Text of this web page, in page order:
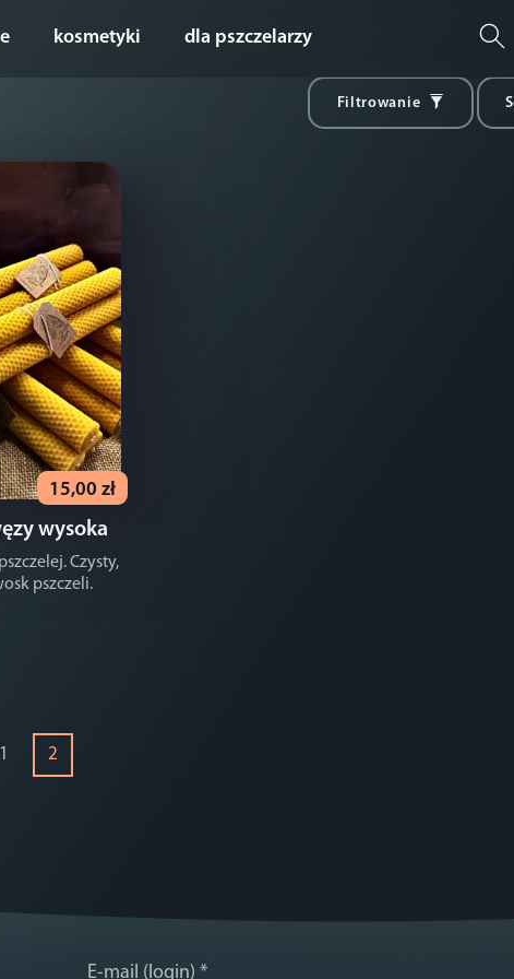
kosmetyki dla pszczelarzy
Filtrowanie
15,00 zł
wysoka
Czysty,
pszczeli.
1 2
E-mail (login) *